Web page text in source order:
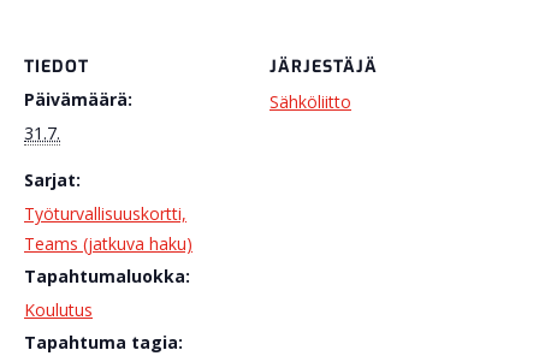
TIEDOT
Päivämäärä:
31.7.
Sarjat:
Työturvallisuuskortti,
Teams (jatkuva haku)
Tapahtumaluokka:
Koulutus
Tapahtuma tagia:
JÄRJESTÄJÄ
Sähköliitto